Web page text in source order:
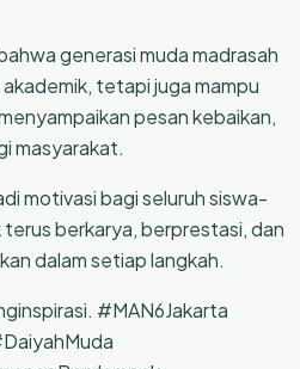
generasi muda madrasah
tetapi juga mampu
pesan kebaikan,
masyarakat.
motivasi bagi seluruh siswa-
terus berkarya, berprestasi, dan
dalam setiap langkah.
#MAN6Jakarta